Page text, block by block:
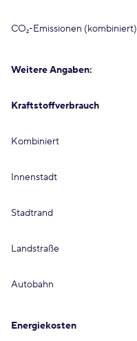
CO₂-Emissionen (kombiniert)
Weitere Angaben:
Kraftstoffverbrauch
Kombiniert
Innenstadt
Stadtrand
Landstraße
Autobahn
Energiekosten